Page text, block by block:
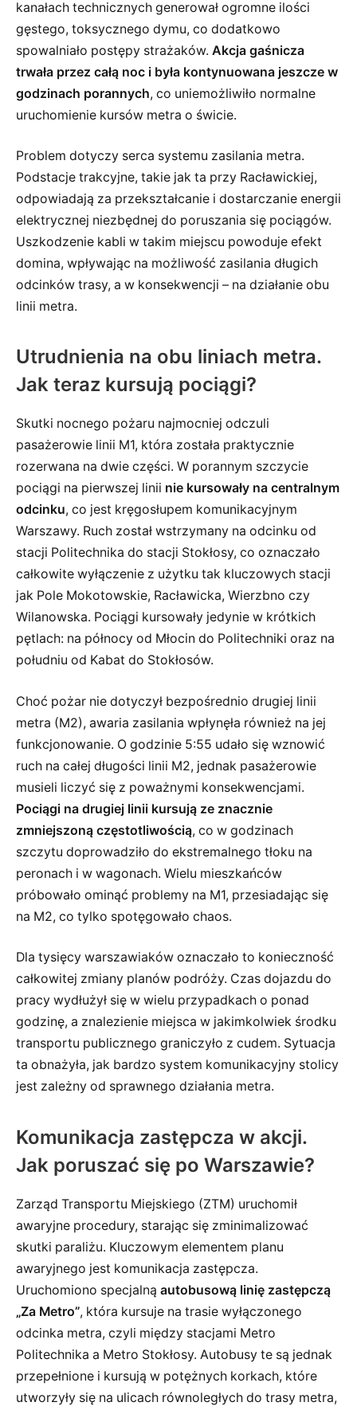
kanałach technicznych generował ogromne ilości
gęstego, toksycznego dymu, co dodatkowo
spowalniało postępy strażaków. Akcja gaśnicza
trwała przez całą noc i była kontynuowana jeszcze w
godzinach porannych, co uniemożliwiło normalne
uruchomienie kursów metra o świcie.
Problem dotyczy serca systemu zasilania metra.
Podstacje trakcyjne, takie jak ta przy Racławickiej,
odpowiadają za przekształcanie i dostarczanie energii
elektrycznej niezbędnej do poruszania się pociągów.
Uszkodzenie kabli w takim miejscu powoduje efekt
domina, wpływając na możliwość zasilania długich
odcinków trasy, a w konsekwencji – na działanie obu
linii metra.
Utrudnienia na obu liniach metra.
Jak teraz kursują pociągi?
Skutki nocnego pożaru najmocniej odczuli
pasażerowie linii M1, która została praktycznie
rozerwana na dwie części. W porannym szczycie
pociągi na pierwszej linii nie kursowały na centralnym
odcinku, co jest kręgosłupem komunikacyjnym
Warszawy. Ruch został wstrzymany na odcinku od
stacji Politechnika do stacji Stokłosy, co oznaczało
całkowite wyłączenie z użytku tak kluczowych stacji
jak Pole Mokotowskie, Racławicka, Wierzbno czy
Wilanowska. Pociągi kursowały jedynie w krótkich
pętlach: na północy od Młocin do Politechniki oraz na
południu od Kabat do Stokłosów.
Choć pożar nie dotyczył bezpośrednio drugiej linii
metra (M2), awaria zasilania wpłynęła również na jej
funkcjonowanie. O godzinie 5:55 udało się wznowić
ruch na całej długości linii M2, jednak pasażerowie
musieli liczyć się z poważnymi konsekwencjami.
Pociągi na drugiej linii kursują ze znacznie
zmniejszoną częstotliwością, co w godzinach
szczytu doprowadziło do ekstremalnego tłoku na
peronach i w wagonach. Wielu mieszkańców
próbowało ominąć problemy na M1, przesiadając się
na M2, co tylko spotęgowało chaos.
Dla tysięcy warszawiaków oznaczało to konieczność
całkowitej zmiany planów podróży. Czas dojazdu do
pracy wydłużył się w wielu przypadkach o ponad
godzinę, a znalezienie miejsca w jakimkolwiek środku
transportu publicznego graniczyło z cudem. Sytuacja
ta obnażyła, jak bardzo system komunikacyjny stolicy
jest zależny od sprawnego działania metra.
Komunikacja zastępcza w akcji.
Jak poruszać się po Warszawie?
Zarząd Transportu Miejskiego (ZTM) uruchomił
awaryjne procedury, starając się zminimalizować
skutki paraliżu. Kluczowym elementem planu
awaryjnego jest komunikacja zastępcza.
Uruchomiono specjalną autobusową linię zastępczą
„Za Metro”, która kursuje na trasie wyłączonego
odcinka metra, czyli między stacjami Metro
Politechnika a Metro Stokłosy. Autobusy te są jednak
przepełnione i kursują w potężnych korkach, które
utworzyły się na ulicach równoległych do trasy metra,